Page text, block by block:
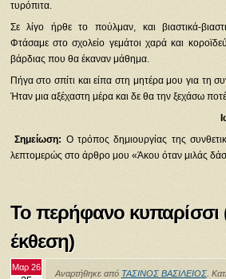
τυρόπιτα.
Σε λίγο ήρθε το πούλμαν, και βιαστικά-
Φτάσαμε στο σχολείο γεμάτοι χαρά και
βάρδιας που θα έκαναν μάθημα.
Πήγα στο σπίτι και είπα στη μητέρα μου για τη
Ήταν μια αξέχαστη μέρα και δε θα την ξεχάσω
Σημείωση: Ο τρόπος δημιουργίας της
λεπτομερώς στο άρθρο μου «Άκου όταν μιλάς
Το περήφανο κυπαρίσσι
έκθεση)
Μαρ 26
Αναρτήθηκε από ΤΑΣΙΝΟΣ ΒΑΣΙΛΕΙΟΣ.